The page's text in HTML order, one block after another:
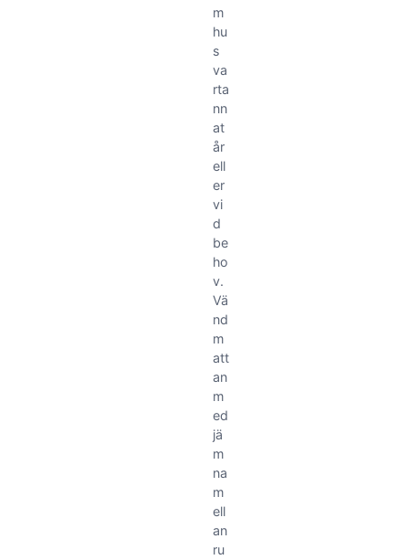
m
hu
s
va
rta
nn
at
år
ell
er
vi
d
be
ho
v.
Vä
nd
m
att
an
m
ed
jä
m
na
m
ell
an
ru